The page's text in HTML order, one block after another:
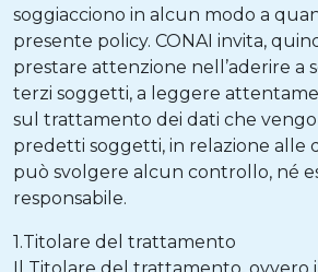
soggiacciono in alcun modo a
presente policy. CONAI invita,
prestare attenzione nell’aderire a
terzi soggetti, a leggere
sul trattamento dei dati che
predetti soggetti, in relazione alle
può svolgere alcun controllo, né
responsabile.
1.Titolare del trattamento